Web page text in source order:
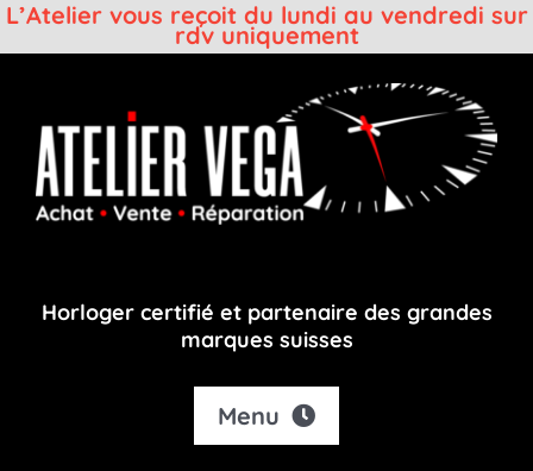
L’Atelier vous reçoit du lundi au vendredi sur
rdv uniquement
contenu
Horloger certifié et partenaire des grandes
marques suisses
Menu